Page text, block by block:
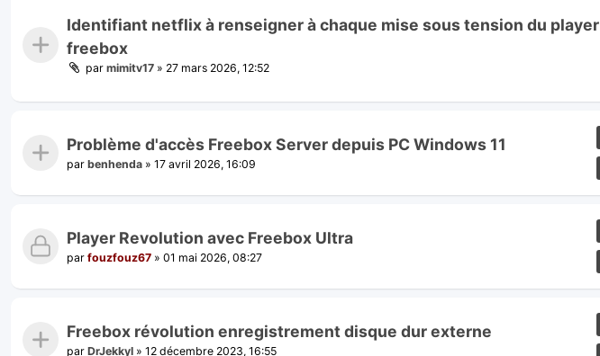
Identifiant netflix à renseigner à chaque mise sous tension du player
freebox
par mimitv17 » 27 mars 2026, 12:52
Problème d'accès Freebox Server depuis PC Windows 11
par benhenda » 17 avril 2026, 16:09
Player Revolution avec Freebox Ultra
par fouzfouz67 » 01 mai 2026, 08:27
Freebox révolution enregistrement disque dur externe
par DrJekkyl » 12 décembre 2023, 16:55